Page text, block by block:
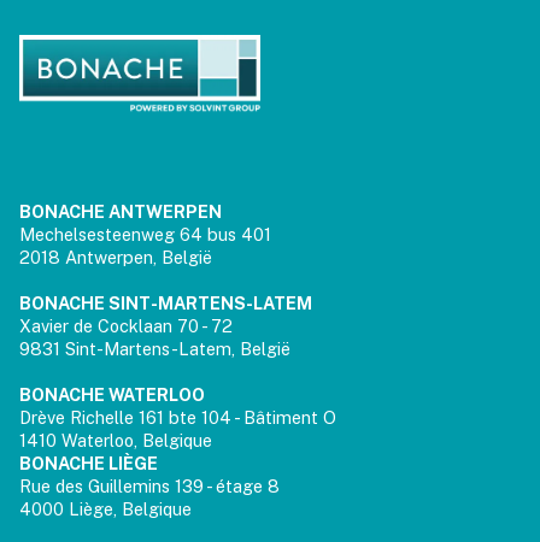
BONACHE ANTWERPEN
Mechelsesteenweg 64 bus 401
2018 Antwerpen, België
BONACHE SINT-MARTENS-LATEM
Xavier de Cocklaan 70 - 72
9831 Sint-Martens-Latem, België
BONACHE WATERLOO
Drève Richelle 161 bte 104 - Bâtiment O
1410 Waterloo, Belgique
BONACHE LIÈGE
Rue des Guillemins 139 - étage 8
4000 Liège, Belgique